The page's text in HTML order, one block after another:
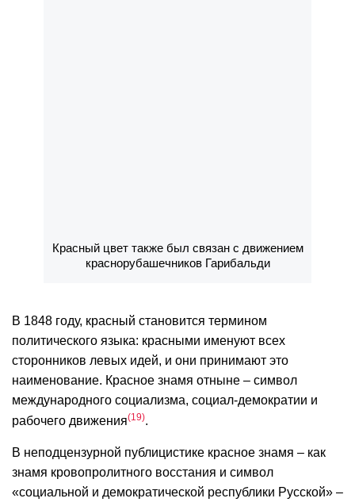
Красный цвет также был связан с движением
краснорубашечников Гарибальди
В 1848 году, красный становится термином
политического языка: красными именуют всех
сторонников левых идей, и они принимают это
наименование. Красное знамя отныне – символ
международного социализма, социал-демократии и
рабочего движения 19 .
В неподцензурной публицистике красное знамя – как
знамя кровопролитного восстания и символ
«социальной и демократической республики Русской» –